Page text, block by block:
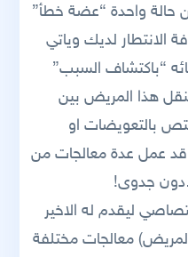
حالة واحدة “عضة خطأ”
الانتطار لديك وياتي
“باكتشاف السبب”
هذا المريض بين
بالتعويضات او
قد عمل عدة معالجات من
جدوى!
ليقدم له الاخير
المريض) معالجات مختلفة